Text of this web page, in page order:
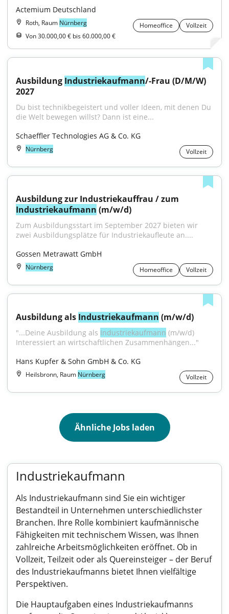
Actemium Deutschland
Roth, Raum Nürnberg Homeoffice
Vollzeit
Von 30.000,00 € bis 60.000,00 €
Ausbildung Industriekaufmann/-Frau (D/M/W)
2027
Du bist technikbegeistert und voller Ideen, mit denen Du
die Welt bewegen willst? Dann ist eine...
Schaeffler Technologies AG & Co. KG
Nürnberg Vollzeit
Industriekaufmann (m/w/d)
Zum Ausbildungsstart im September 2027 bieten wir
zwei Ausbildungsplätze für Industriekaufleute an....
Gossen Metrawatt GmbH
Nürnberg Homeoffice Vollzeit
Ausbildung als Industriekaufmann (m/w/d)
"...Deine Ausbildung als Industriekaufmann (m/w/d)
Interessiert an wirtschaftlichen Zusammenhängen..."
Hans Kupfer & Sohn GmbH & Co. KG
Heilsbronn, Raum Nürnberg Vollzeit
Ähnliche Jobs laden
Industriekaufmann
Als Industriekaufmann sind Sie ein wichtiger
Bestandteil in Unternehmen unterschiedlichster
Branchen. Ihre Rolle kombiniert kaufmännische
Fähigkeiten mit technischem Wissen, was Ihnen
zahlreiche Arbeitsmöglichkeiten eröffnet. Ob in
Vollzeit, Teilzeit oder als Quereinsteiger – der Beruf
des Industriekaufmanns bietet Ihnen vielfältige
Perspektiven.
Die Hauptaufgaben eines Industriekaufmanns